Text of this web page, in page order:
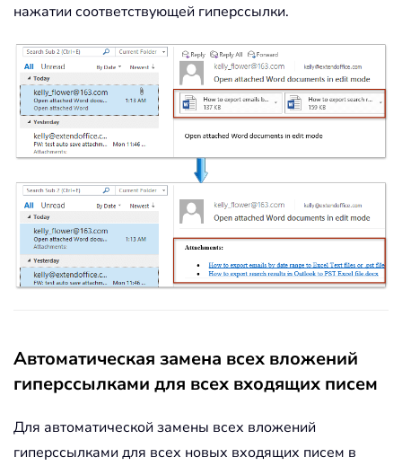
нажатии соответствующей гиперссылки.
Автоматическая замена всех вложений
гиперссылками для всех входящих писем
Для автоматической замены всех вложений
гиперссылками для всех новых входящих писем в